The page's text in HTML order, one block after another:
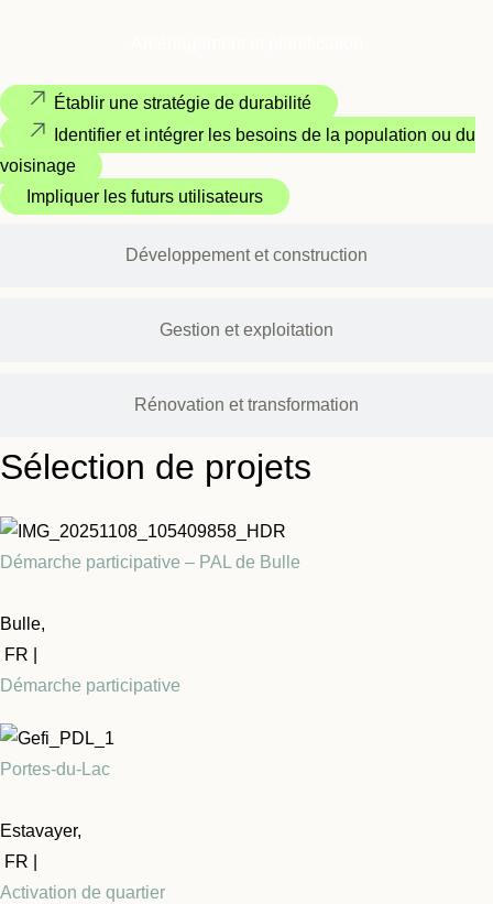
Développement et construction
Gestion et exploitation
Rénovation et transformation
Établir une stratégie de durabilité
Identifier et intégrer les besoins de la population ou du
voisinage
Impliquer les futurs utilisateurs
Sélection de projets
Démarche participative – PAL de Bulle
Bulle,
FR |
Démarche participative
Portes-du-Lac
Estavayer,
FR |
Activation de quartier